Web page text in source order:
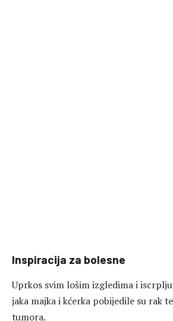
Inspiracija za bolesne
Uprkos svim lošim izgledima i
jaka majka i kćerka pobijedile su rak
tumora.